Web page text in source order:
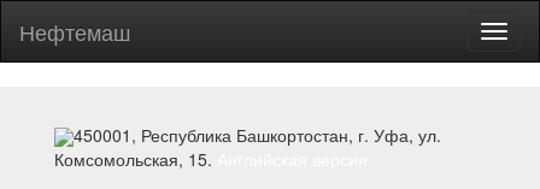
Нефтемаш
450001, Республика Башкортостан, г. Уфа, ул.
Комсомольская, 15.